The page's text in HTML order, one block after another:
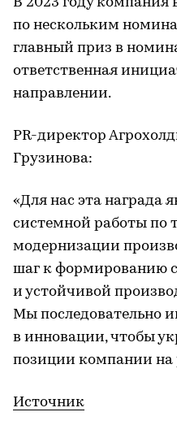
по нескольким
главный приз в
ответственная
направлении.
PR-директор
Грузинова:
«Для нас эта награда
системной работы по
модернизации
шаг к формированию
и устойчивой
Мы последовательно
в инновации, чтобы
позиции компании на
Источник